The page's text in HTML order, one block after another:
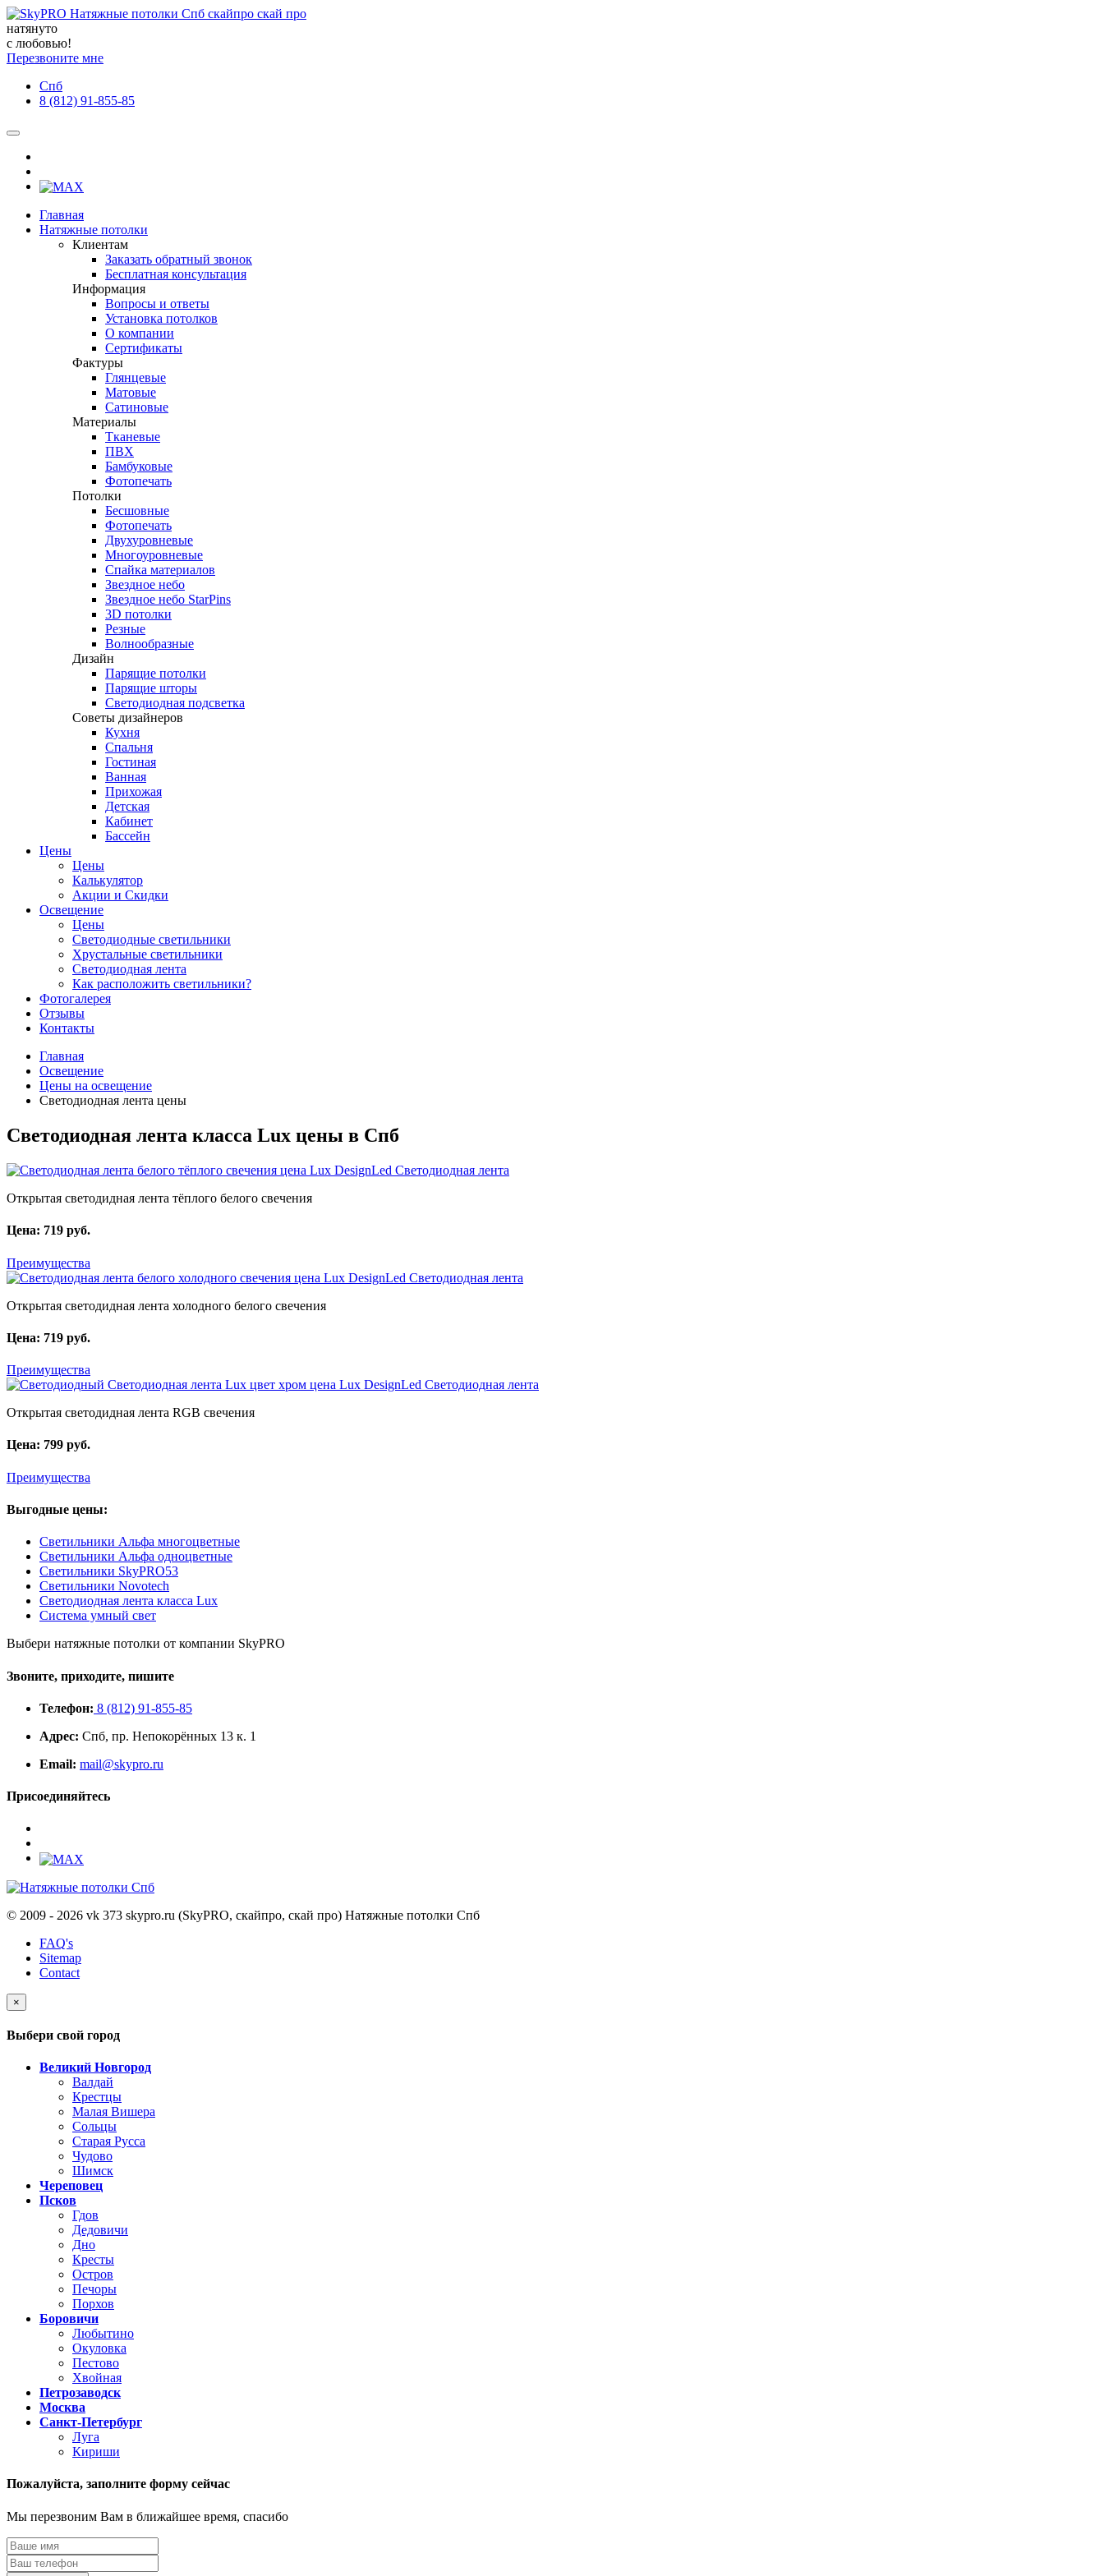
натянуто
с любовью!
Перезвоните мне
Спб
8 (812) 91-855-85
Главная
Натяжные потолки
Клиентам
Заказать обратный звонок
Бесплатная консультация
Информация
Вопросы и ответы
Установка потолков
О компании
Сертификаты
Фактуры
Глянцевые
Матовые
Сатиновые
Материалы
Тканевые
ПВХ
Бамбуковые
Фотопечать
Потолки
Бесшовные
Фотопечать
Двухуровневые
Многоуровневые
Спайка материалов
Звездное небо
Звездное небо StarPins
3D потолки
Резные
Волнообразные
Дизайн
Парящие потолки
Парящие шторы
Светодиодная подсветка
Советы дизайнеров
Кухня
Спальня
Гостиная
Ванная
Прихожая
Детская
Кабинет
Бассейн
Цены
Цены
Калькулятор
Акции и Скидки
Освещение
Цены
Светодиодные светильники
Хрустальные светильники
Светодиодная лента
Как расположить светильники?
Фотогалерея
Отзывы
Контакты
Главная
Освещение
Цены на освещение
Светодиодная лента цены
Светодиодная лента класса Lux цены в Спб
Lux DesignLed Светодиодная лента
Открытая светодидная лента тёплого белого свечения
Цена: 719 руб.
Преимущества
Lux DesignLed Светодиодная лента
Открытая светодидная лента холодного белого свечения
Цена: 719 руб.
Преимущества
Lux DesignLed Светодиодная лента
Открытая светодидная лента RGB свечения
Цена: 799 руб.
Преимущества
Выгодные цены:
Светильники Альфа многоцветные
Светильники Альфа одноцветные
Светильники SkyPRO53
Светильники Novotech
Светодиодная лента класса Lux
Система умный свет
Выбери натяжные потолки от компании SkyPRO
Звоните, приходите, пишите
Телефон: 8 (812) 91-855-85
Адрес: Спб, пр. Непокорённых 13 к. 1
Email: mail@skypro.ru
Присоединяйтесь
© 2009 - 2026 vk 373 skypro.ru (SkyPRO, скайпро, скай про) Натяжные потолки Спб
FAQ's
Sitemap
Contact
×
Выбери свой город
Великий Новгород
Валдай
Крестцы
Малая Вишера
Сольцы
Старая Русса
Чудово
Шимск
Череповец
Псков
Гдов
Дедовичи
Дно
Кресты
Остров
Печоры
Порхов
Боровичи
Любытино
Окуловка
Пестово
Хвойная
Петрозаводск
Москва
Санкт-Петербург
Луга
Кириши
Пожалуйста, заполните форму сейчас
Мы перезвоним Вам в ближайшее время, спасибо